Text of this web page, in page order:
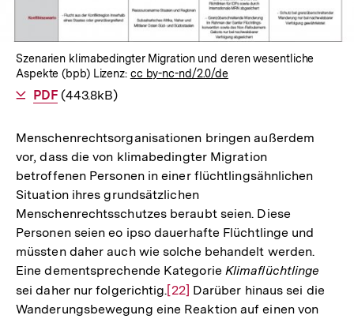
Szenarien klimabedingter Migration und deren wesentliche
Aspekte (bpb) Lizenz: cc by-nc-nd/2.0/de
Als
PDFherunterladen
(443.8kB)
Menschenrechtsorganisationen bringen außerdem
vor, dass die von klimabedingter Migration
betroffenen Personen in einer flüchtlingsähnlichen
Situation ihres grundsätzlichen
Menschenrechtsschutzes beraubt seien. Diese
Personen seien eo ipso dauerhafte Flüchtlinge und
müssten daher auch wie solche behandelt werden.
Eine dementsprechende Kategorie Klimaflüchtlinge
sei daher nur folgerichtig.Zur
Auflösung
[22] Darüber hinaus sei die
Wanderungsbewegung eine Reaktion auf einen von